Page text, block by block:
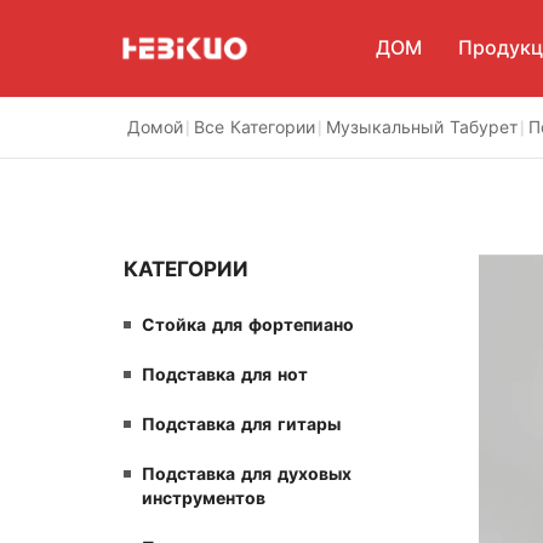
ДОМ
Домой Все Категории Музыкальный Табурет
КАТЕГОРИИ
Стойка для фортепиано
Подставка для нот
Подставка для гитары
Подставка для духовых
инструментов